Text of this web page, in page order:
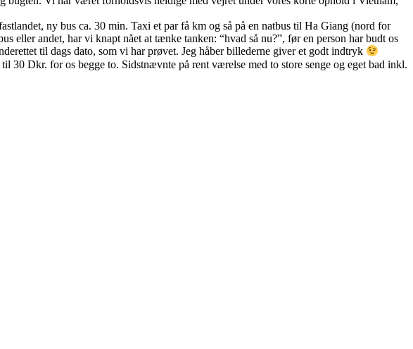
ny bus ca. 30 min. Taxi et par få km og så på en natbus til Ha Giang (nord for
eller andet, har vi knapt nået at tænke tanken: “hvad så nu?”, før en person har budt os
til dags dato, som vi har prøvet. Jeg håber billederne giver et godt indtryk
Dkr. for os begge to. Sidstnævnte på rent værelse med to store senge og eget bad inkl.